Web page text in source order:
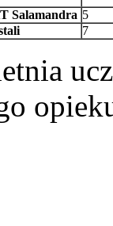
Salamandra 5
7